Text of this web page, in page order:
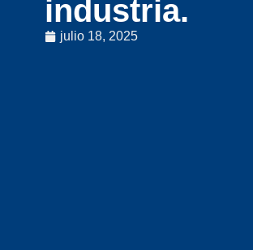
industria.
julio 18, 2025